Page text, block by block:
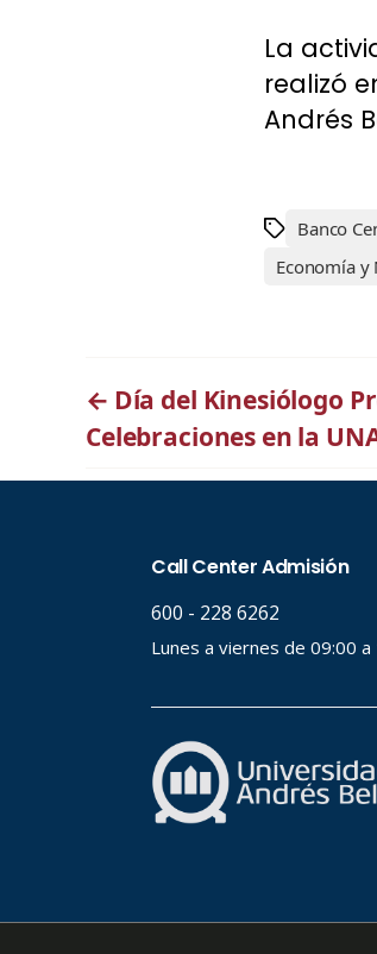
La
realizó
Andrés
Banco
Economía y
← Día del Kinesiólogo
Celebraciones en la